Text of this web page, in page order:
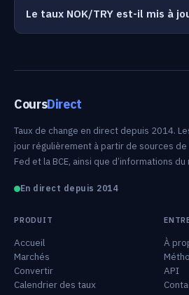
Le taux NOK/TRY est-il mis à
CoursDirect
Taux de change en direct depuis 2014.
jour régulièrement à partir de sources
Fed et la BCE, ainsi que d’informations
En direct depuis 2014
PRODUIT
Accueil
Marchés
Convertir
Calendrier des taux
À
API